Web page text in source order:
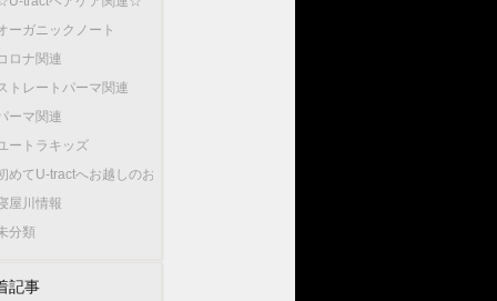
ーガニックノート
ロナ関連
トレートパーマ関連
ーマ関連
ートラキッズ
めてU-tractへお越しのお客様へ…
屋川情報
分類
記事